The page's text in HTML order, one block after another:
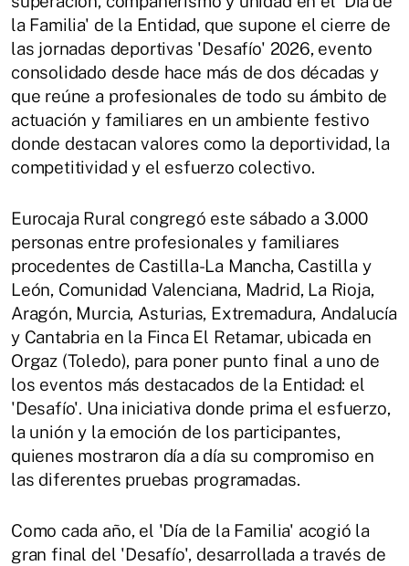
la Familia' de la Entidad, que supone el cierre de
las jornadas deportivas 'Desafío' 2026, evento
consolidado desde hace más de dos décadas y
que reúne a profesionales de todo su ámbito de
actuación y familiares en un ambiente festivo
donde destacan valores como la deportividad, la
competitividad y el esfuerzo colectivo.
Eurocaja Rural congregó este sábado a 3.000
personas entre profesionales y familiares
procedentes de Castilla-La Mancha, Castilla y
León, Comunidad Valenciana, Madrid, La Rioja,
Aragón, Murcia, Asturias, Extremadura, Andalucía
y Cantabria en la Finca El Retamar, ubicada en
Orgaz (Toledo), para poner punto final a uno de
los eventos más destacados de la Entidad: el
'Desafío'. Una iniciativa donde prima el esfuerzo,
la unión y la emoción de los participantes,
quienes mostraron día a día su compromiso en
las diferentes pruebas programadas.
Como cada año, el 'Día de la Familia' acogió la
gran final del 'Desafío', desarrollada a través de